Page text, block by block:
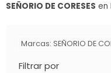
SEÑORIO DE CORESES en
Marcas: SEÑORIO DE
Filtrar por